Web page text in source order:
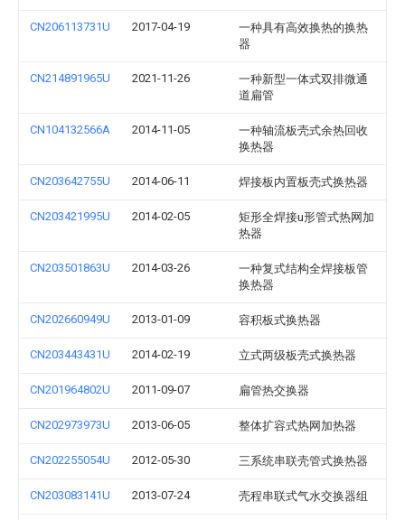
CN206113731U 2017-04-19
一种具有高效换热的换热
器
CN214891965U 2021-11-26
一种新型一体式双排微通
道扁管
CN104132566A 2014-11-05
一种轴流板壳式余热回收
换热器
CN203642755U 2014-06-11 焊接板内置板壳式换热器
CN203421995U 2014-02-05
矩形全焊接u形管式热网加
热器
CN203501863U 2014-03-26
一种复式结构全焊接板管
换热器
CN202660949U 2013-01-09 容积板式换热器
CN203443431U 2014-02-19 立式两级板壳式换热器
CN201964802U 2011-09-07 扁管热交换器
CN202973973U 2013-06-05 整体扩容式热网加热器
CN202255054U 2012-05-30 三系统串联壳管式换热器
CN203083141U 2013-07-24 壳程串联式气水交换器组